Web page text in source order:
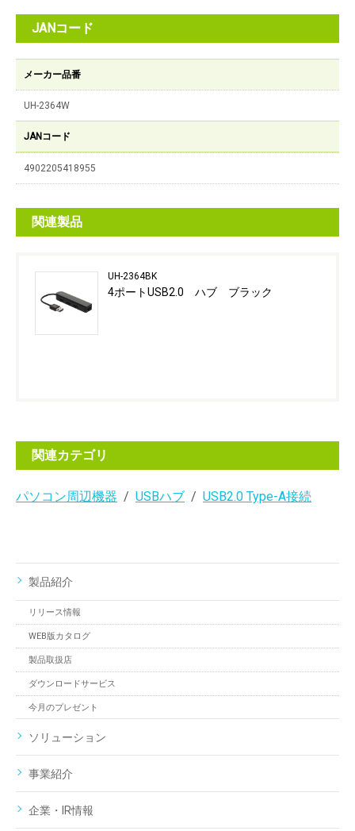
JANコード
メーカー品番
UH-2364W
JANコード
4902205418955
関連製品
UH-2364BK
4ポートUSB2.0 ハブ ブラック
関連カテゴリ
パソコン周辺機器 USBハブ USB2.0 Type-A接続
製品紹介
リリース情報
WEB版カタログ
製品取扱店
ダウンロードサービス
今月のプレゼント
ソリューション
事業紹介
企業・IR情報